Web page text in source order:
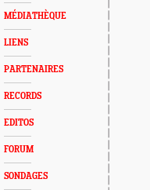
MÉDIATHÈQUE
LIENS
PARTENAIRES
RECORDS
EDITOS
FORUM
SONDAGES